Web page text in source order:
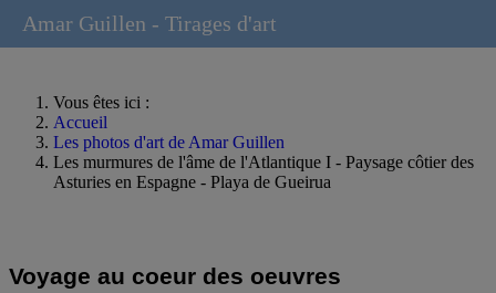
Vous êtes ici :
Accueil
Les photos d'art de Amar Guillen
Les murmures de l'âme de l'Atlantique I - Paysage côtier des
Asturies en Espagne - Playa de Gueirua
Voyage au coeur des oeuvres
Amar Guillen - Tirages d'art